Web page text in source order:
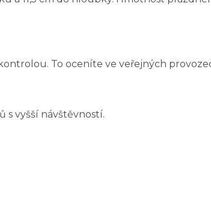
To oceníte ve veřejných
s vyšší návštěvností.